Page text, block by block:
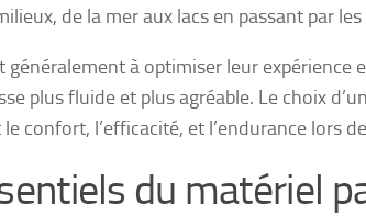
de la mer aux lacs en passant par
généralement à optimiser leur expérience
plus fluide et plus agréable. Le choix
confort, l’efficacité, et l’endurance lors
du matériel